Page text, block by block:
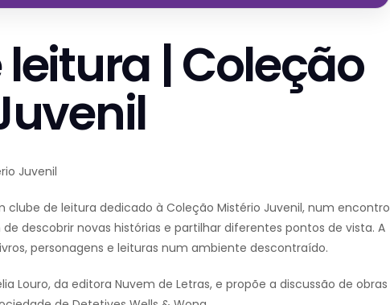
| Coleção
Juvenil
clube de leitura dedicado à Coleção Mistério Juvenil, num encontro
descobrir novas histórias e partilhar diferentes pontos de vista. A
personagens e leituras num ambiente descontraído.
Louro, da editora Nuvem de Letras, e propõe a discussão de obras